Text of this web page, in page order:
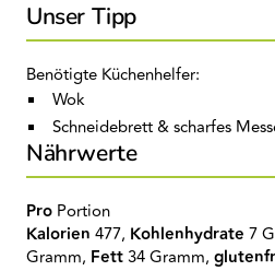
Unser Tipp
Benötigte Küchenhelfer:
Wok
Schneidebrett & scharfes
Nährwerte
Pro Portion
Kalorien 477, Kohlenhydrate 7
Gramm, Fett34 Gramm,